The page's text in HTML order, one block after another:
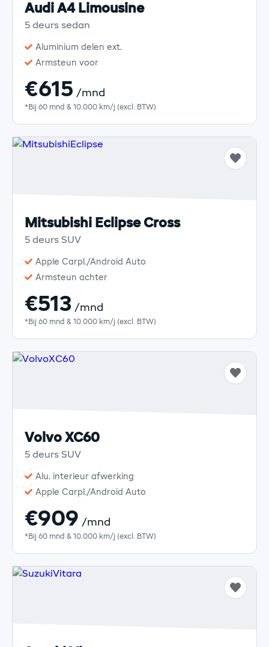
Audi A4 Limousine
5 deurs sedan
Aluminium delen ext.
Armsteun voor
€615 /mnd
*Bij 60 mnd & 10.000 km/j (excl. BTW)
Mitsubishi Eclipse Cross
5 deurs SUV
Apple Carpl./Android Auto
Armsteun achter
€513 /mnd
*Bij 60 mnd & 10.000 km/j (excl. BTW)
Volvo XC60
5 deurs SUV
Alu. interieur afwerking
Apple Carpl./Android Auto
€909 /mnd
*Bij 60 mnd & 10.000 km/j (excl. BTW)